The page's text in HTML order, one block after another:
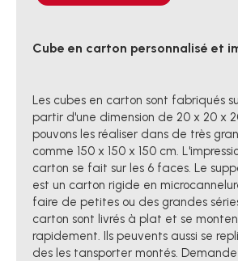
Cube en carton personnalisé et
Les cubes en carton sont fabriqués
partir d'une dimension de 20 x 20 x
pouvons les réaliser dans de très
comme 150 x 150 x 150 cm.
carton se fait sur les 6 faces. Le
est un carton rigide en
faire de petites ou des grandes
carton sont livrés à plat et se
rapidement. Ils peuvents aussi se
des les tansporter montés.